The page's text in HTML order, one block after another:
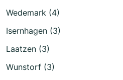
Wedemark (4)
Isernhagen (3)
Laatzen (3)
Wunstorf (3)